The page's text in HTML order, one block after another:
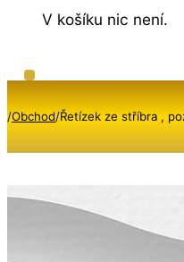
V košíku nic není.
/Obchod/Řetízek ze stříbra ,